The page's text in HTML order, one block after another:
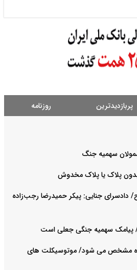
پربازدیدترین روزنامه
سهمیه جنگ
بدون پلاک یا پلاک مخدوش
دادسرای جنایی: پیکر حمیدرضا رجب‌زاده
/ پیامک سهمیه جنگی جعلی است
مشخص می شود/ موتوسیکلت های